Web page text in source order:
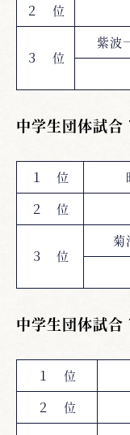
２ 位
３ 位
紫波
中学生団体試
１ 位
２ 位
３ 位
菊
中学生団体試
１ 位
２ 位